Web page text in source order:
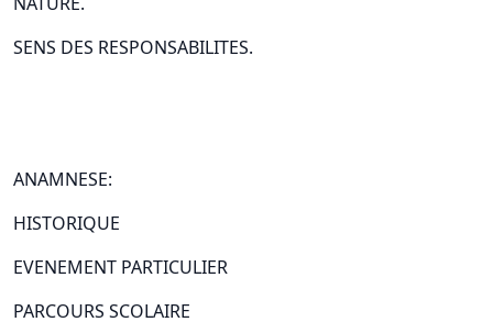
SENS DES RESPONSABILITES.
ANAMNESE:
HISTORIQUE
EVENEMENT PARTICULIER
PARCOURS SCOLAIRE